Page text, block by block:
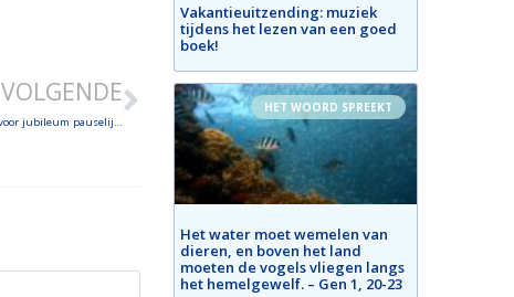
VOLGENDE
Homilie voor jubileum synodale teams en participatieorganen – Homilie voor jubileum pauselijke universiteiten
Vakantieuitzending: muziek
tijdens het lezen van een goed
boek!
HET WOORD SPREEKT
Het water moet wemelen van
dieren, en boven het land
moeten de vogels vliegen langs
het hemelgewelf. – Gen 1, 20-23